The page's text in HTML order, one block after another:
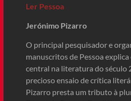
Ler Pessoa
Jerónimo Pizarro
O principal pesquisador e
manuscritos de Pessoa explica
central na literatura do século
precioso ensaio de crítica
Pizarro presta um tributo à